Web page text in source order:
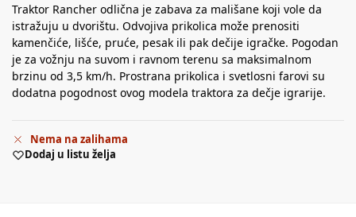
Traktor Rancher odlična je zabava za mališane koji vole da
istražuju u dvorištu. Odvojiva prikolica može prenositi
kamenčiće, lišće, pruće, pesak ili pak dečije igračke. Pogodan
je za vožnju na suvom i ravnom terenu sa maksimalnom
brzinu od 3,5 km/h. Prostrana prikolica i svetlosni farovi su
dodatna pogodnost ovog modela traktora za dečje igrarije.
Nema na zalihama
Dodaj u listu želja